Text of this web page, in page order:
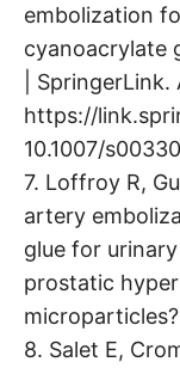
embolization
cyanoacrylate
|
https://
10.1007/
7. Loffroy R,
artery
glue for
prostatic
8. Salet E,